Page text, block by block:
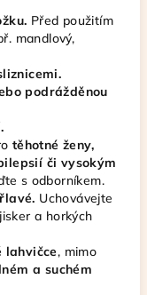
Před použitím
mandlový,
podrážděnou
těhotné ženy,
či vysokým
s odborníkem.
Uchovávejte
a horkých
lahvičce, mimo
a suchém